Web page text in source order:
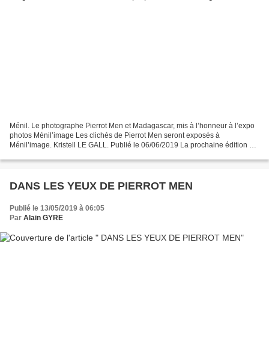
Ménil. Le photographe Pierrot Men et Madagascar, mis à l’honneur à l’expo
photos Ménil’image Les clichés de Pierrot Men seront exposés à
Ménil’image. Kristell LE GALL. Publié le 06/06/2019 La prochaine édition de
DANS LES YEUX DE PIERROT MEN
Publié le 13/05/2019 à 06:05
Par Alain GYRE